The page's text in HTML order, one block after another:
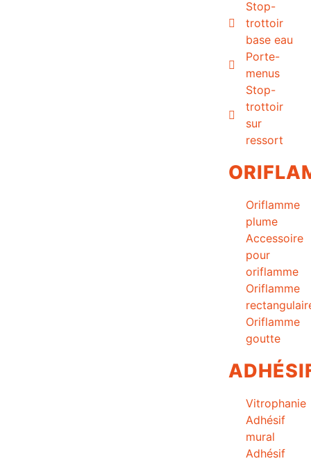
Stop-
trottoir
base eau
Porte-
menus
Stop-
trottoir
sur
ressort
Oriflamme
plume
Accessoire
pour
oriflamme
Oriflamme
Oriflamme
goutte
Vitrophanie
Adhésif
mural
Adhésif